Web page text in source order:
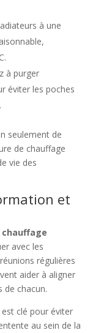
à une
à purger
éviter les poches
seulement de
de chauffage
vie des
et
chauffage
avec les
régulières
aider à aligner
chacun.
clé pour éviter
au sein de la